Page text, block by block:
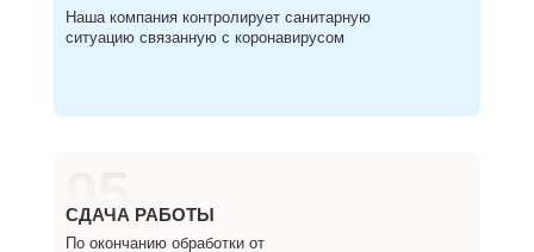
Наша компания контролирует санитарную
ситуацию связанную с коронавирусом
05
СДАЧА РАБОТЫ
По окончанию обработки от